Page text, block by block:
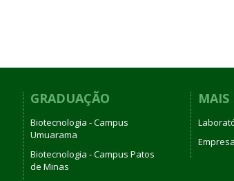
GRADUAÇÃO
Biotecnologia - Campus
Umuarama
Biotecnologia - Campus Patos
de Minas
MAIS